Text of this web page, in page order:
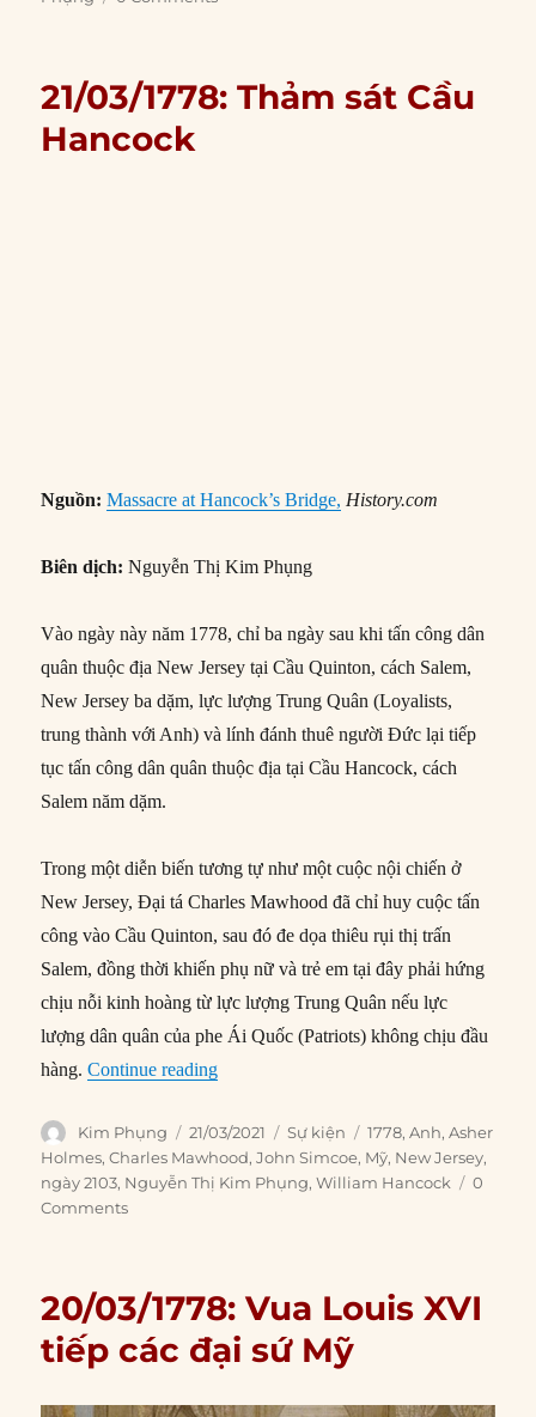
21/03/1778: Thảm sát Cầu
Hancock
Nguồn: Massacre at Hancock’s Bridge, History.com
Biên dịch: Nguyễn Thị Kim Phụng
Vào ngày này năm 1778, chỉ ba ngày sau khi tấn công dân
quân thuộc địa New Jersey tại Cầu Quinton, cách Salem,
New Jersey ba dặm, lực lượng Trung Quân (Loyalists,
trung thành với Anh) và lính đánh thuê người Đức lại tiếp
tục tấn công dân quân thuộc địa tại Cầu Hancock, cách
Salem năm dặm.
Trong một diễn biến tương tự như một cuộc nội chiến ở
New Jersey, Đại tá Charles Mawhood đã chỉ huy cuộc tấn
công vào Cầu Quinton, sau đó đe dọa thiêu rụi thị trấn
Salem, đồng thời khiến phụ nữ và trẻ em tại đây phải hứng
chịu nỗi kinh hoàng từ lực lượng Trung Quân nếu lực
lượng dân quân của phe Ái Quốc (Patriots) không chịu đầu
hàng.Continue reading“21/03/1778: Thảm sát Cầu Hancock”
Author
Kim Phụng
Posted
on
21/03/2021 Categories
Sự kiện Tags
1778,Anh,Asher
Holmes,Charles Mawhood,John Simcoe, Mỹ, New Jersey,
ngày 2103, Nguyễn Thị Kim Phụng,William Hancock
0
Comments
20/03/1778: Vua Louis XVI
tiếp các đại sứ Mỹ